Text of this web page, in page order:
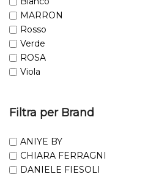
MARRON
Rosso
Verde
ROSA
Viola
Filtra per Brand
ANIYE BY
CHIARA FERRAGNI
DANIELE FIESOLI